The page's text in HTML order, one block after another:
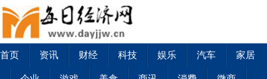
首页 资讯 财经 科技 娱乐 汽车 家居